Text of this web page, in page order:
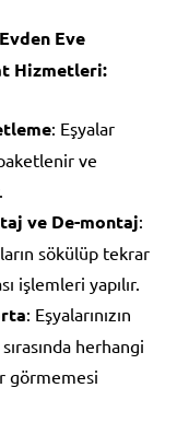
Eve
Hizmetleri:
: Eşyalar
ve
ve De-montaj:
sökülüp tekrar
işlemleri yapılır.
: Eşyalarınızın
herhangi
görmemesi